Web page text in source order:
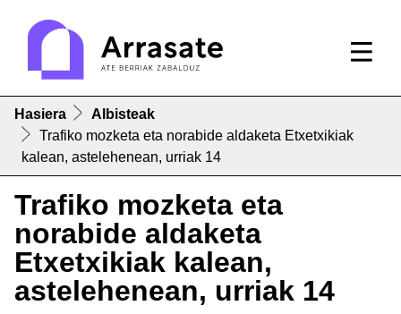
Hasiera
Albisteak
Trafiko mozketa eta norabide aldaketa Etxetxikiak
kalean, astelehenean, urriak 14
Trafiko mozketa eta
norabide aldaketa
Etxetxikiak kalean,
astelehenean, urriak 14